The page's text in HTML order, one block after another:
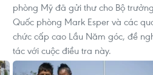
phòng Mỹ đã gửi thư cho Bộ trưởng
Quốc phòng Mark Esper và các
chức cấp cao Lầu Năm góc, đề
tác với cuộc điều tra này.